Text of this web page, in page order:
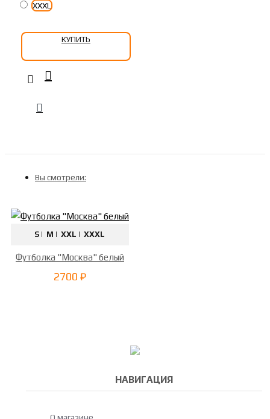
XXXL
КУПИТЬ
Вы смотрели:
S | M | XXL | XXXL
Футболка "Москва" белый
2700 ₽
НАВИГАЦИЯ